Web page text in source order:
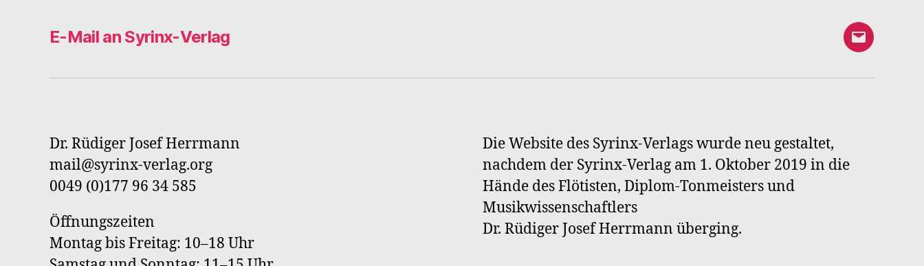
E-Mail an Syrinx-Verlag
E-
an
Dr. Rüdiger Josef Herrmann
mail@syrinx-verlag.org
0049 (0)177 96 34 585
Öffnungszeiten
Montag bis Freitag: 10–18 Uhr
Die Website des Syrinx-Verlags wurde neu gestaltet,
nachdem der Syrinx-Verlag am 1. Oktober 2019 in die
Hände des Flötisten, Diplom-Tonmeisters und
Musikwissenschaftlers
Dr. Rüdiger Josef Herrmann überging.